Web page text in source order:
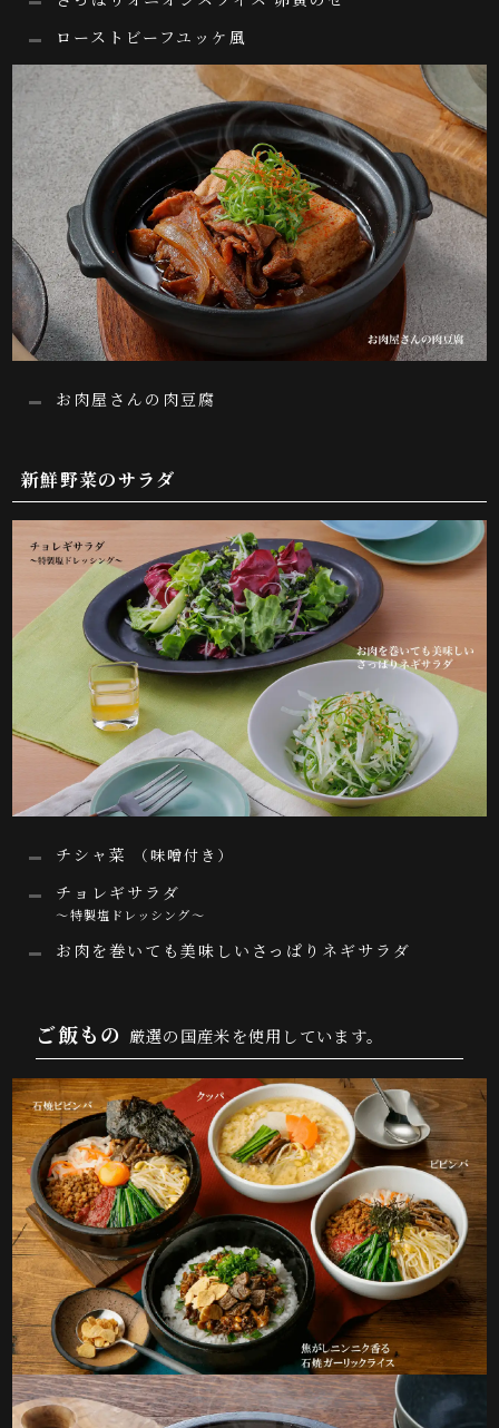
ローストビーフユッケ風
お肉屋さんの肉豆腐
新鮮野菜のサラダ
チシャ菜 （味噌付き）
チョレギサラダ
～特製塩ドレッシング～
お肉を巻いても美味しいさっぱりネギサラダ
ご飯もの 厳選の国産米を使用しています。